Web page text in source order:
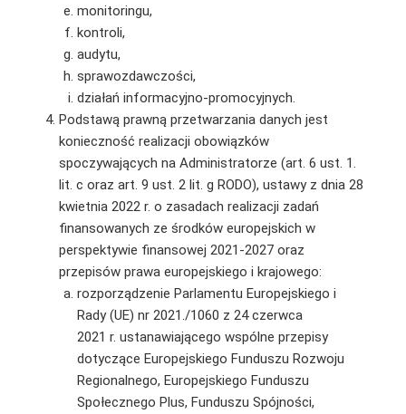
monitoringu,
kontroli,
audytu,
sprawozdawczości,
działań informacyjno-promocyjnych.
Podstawą prawną przetwarzania danych jest
konieczność realizacji obowiązków
spoczywających na Administratorze (art. 6 ust. 1.
lit. c oraz art. 9 ust. 2 lit. g RODO), ustawy z dnia 28
kwietnia 2022 r. o zasadach realizacji zadań
finansowanych ze środków europejskich w
perspektywie finansowej 2021-2027 oraz
przepisów prawa europejskiego i krajowego:
rozporządzenie Parlamentu Europejskiego i
Rady (UE) nr 2021./1060 z 24 czerwca
2021 r. ustanawiającego wspólne przepisy
dotyczące Europejskiego Funduszu Rozwoju
Regionalnego, Europejskiego Funduszu
Społecznego Plus, Funduszu Spójności,